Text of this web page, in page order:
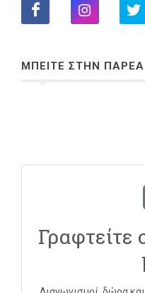
ΜΠΕΙΤΕ ΣΤΗΝ